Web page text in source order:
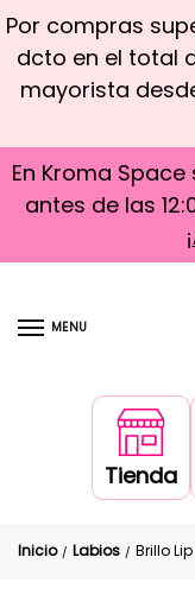
Por compras
dcto en el total
mayorista
En Kroma
antes de las
¡
MENU
Tienda
Inicio / Labios / Brillo